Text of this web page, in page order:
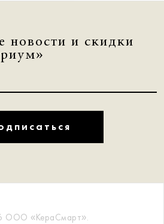
новости и скидки
ООО «КераСмарт».